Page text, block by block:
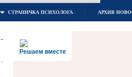
СТРАНИЧКА ПСИХОЛОГА АРХИВ
Решаем вместе